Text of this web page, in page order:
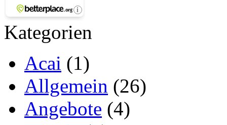
Kategorien
Acai (1)
Allgemein (26)
Angebote (4)